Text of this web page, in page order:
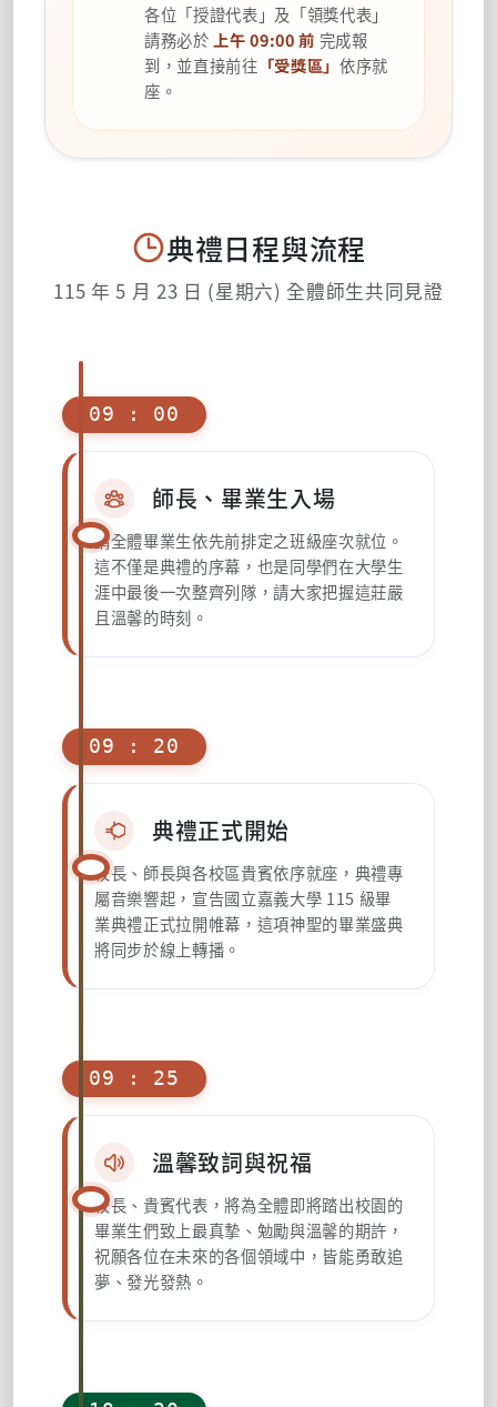
各位「授證代表」及「領獎代表」
請務必於 上午 09:00 前 完成報
到，並直接前往 「受獎區」依序就
座。
典禮日程與流程
115 年 5 月 23 日 (星期六) 全體師生共同見證
09 : 00
師長、畢業生入場
請全體畢業生依先前排定之班級座次就位。
這不僅是典禮的序幕，也是同學們在大學生
涯中最後一次整齊列隊，請大家把握這莊嚴
且溫馨的時刻。
典禮正式開始
校長、師長與各校區貴賓依序就座，典禮專
屬音樂響起，宣告國立嘉義大學 115 級畢
業典禮正式拉開帷幕，這項神聖的畢業盛典
將同步於線上轉播。
09 : 20
09 : 25
溫馨致詞與祝福
校長、貴賓代表，將為全體即將踏出校園的
畢業生們致上最真摯、勉勵與溫馨的期許，
祝願各位在未來的各個領域中，皆能勇敢追
夢、發光發熱。